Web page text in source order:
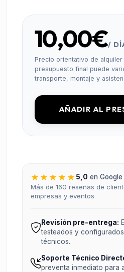
10,00€/
Precio orientativo de alquiler
presupuesto final puede
transporte, montaje y
AÑADIR AL
★★★★★ 5,0 en Google
Más de 160 reseñas de
empresas y eventos
Revisión pre-entrega:
testeados y
técnicos.
Soporte Técnico
preventa inmediato para